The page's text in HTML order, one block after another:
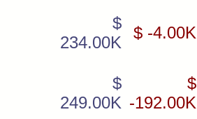
$
234.00K
$ -4.00K
$
249.00K
$
-192.00K